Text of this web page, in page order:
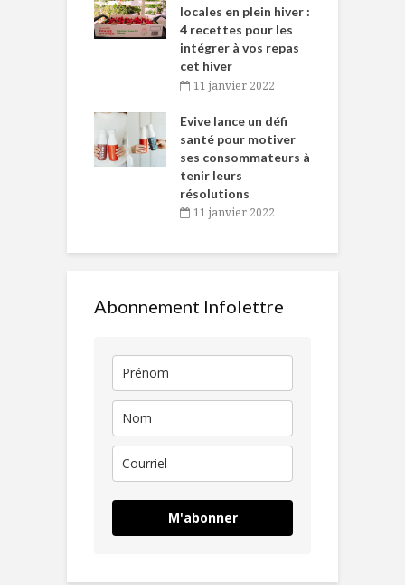
locales en plein hiver :
4 recettes pour les
intégrer à vos repas
cet hiver
11 janvier 2022
Evive lance un défi
santé pour motiver
ses consommateurs à
tenir leurs
résolutions
11 janvier 2022
Abonnement Infolettre
M'abonner